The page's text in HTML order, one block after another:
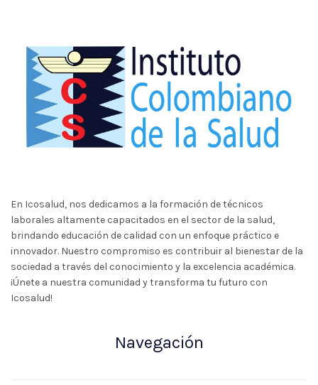
En Icosalud, nos dedicamos a la formación de técnicos
laborales altamente capacitados en el sector de la salud,
brindando educación de calidad con un enfoque práctico e
innovador. Nuestro compromiso es contribuir al bienestar de la
sociedad a través del conocimiento y la excelencia académica.
¡Únete a nuestra comunidad y transforma tu futuro con
Icosalud!
Navegación